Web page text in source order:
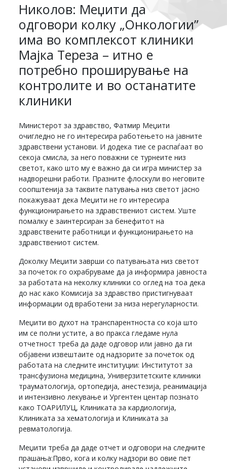
Николов: Меџити да
одговори колку „Онкологии”
има во комплексот клиники
Мајка Тереза – итно е
потребно проширување на
контролите и во останатите
клиники
Министерот за здравство, Фатмир Меџити
очигледно не го интересира работењето на јавните
здравствени установи. И додека тие се распаѓаат во
секоја смисла, за него поважни се турнеите низ
светот, како што му е важно да си игра министер за
надворешни работи. Празните флоскули во неговите
соопштенија за таквите патувања низ светот јасно
покажуваат дека Меџити не го интересира
функционирањето на здравствениот систем. Уште
помалку е заинтерсиран за бенефитот на
здравствените работници и функционирањето на
здравствениот систем.
Доколку Меџити заврши со патувањата низ светот
за почеток го охрабруваме да ја информира јавноста
за работата на неколку клиники со оглед на тоа дека
до нас како Комисија за здравство пристигнуваат
информации од вработени за низа нерегуларности.
Меџити во духот на транспарентноста со која што
им се полни устите, а во пракса гледаме нула
отчетност треба да даде одговор или јавно да ги
објавени извештаите од надзорите за почеток од
работата на следните институции: Институтот за
трансфузиона медицина, Универзитетските клиники
трауматологија, ортопедија, анестезија, реанимација
и интензивно лекување и Ургентен центар познато
како ТОАРИЛУЦ, Клиниката за кардиологија,
Клиниката за хематологија и Клиниката за
ревматологија.
Меџити треба да даде отчет и одговори на следните
прашања:Прво, кога и колку надзори во овие пет